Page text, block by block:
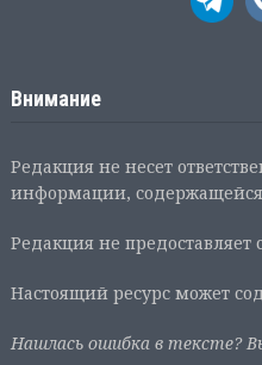
Внимание
Редакция не несет
информации,
Редакция не
Настоящий ресурс может
Нашлась ошибка в тексте?